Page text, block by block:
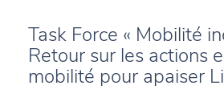
Task Force « Mobilité
Retour sur les actions
mobilité pour apaiser